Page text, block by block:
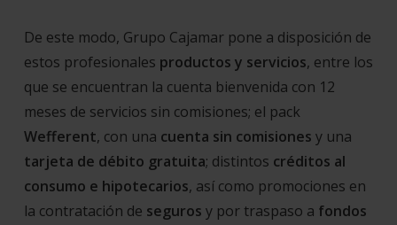
De este modo, Grupo Cajamar pone a disposición de
estos profesionales productos y servicios, entre los
que se encuentran la cuenta bienvenida con 12
meses de servicios sin comisiones; el pack
Wefferent, con una cuenta sin comisiones y una
tarjeta de débito gratuita; distintos créditos al
consumo e hipotecarios, así como promociones en
la contratación de seguros y por traspaso a fondos